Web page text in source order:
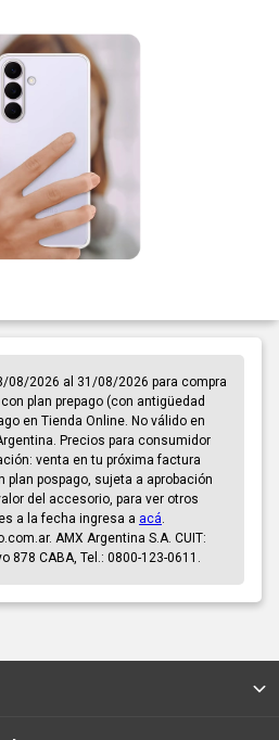
08/2026 al 31/08/2026 para compra
plan prepago (con antigüedad
en Tienda Online. No válido en
Precios para consumidor
venta en tu próxima factura
plan pospago, sujeta a aprobación
del accesorio, para ver otros
a la fecha ingresa a acá
AMX Argentina S.A. CUIT:
878 CABA, Tel.: 0800-123-0611.